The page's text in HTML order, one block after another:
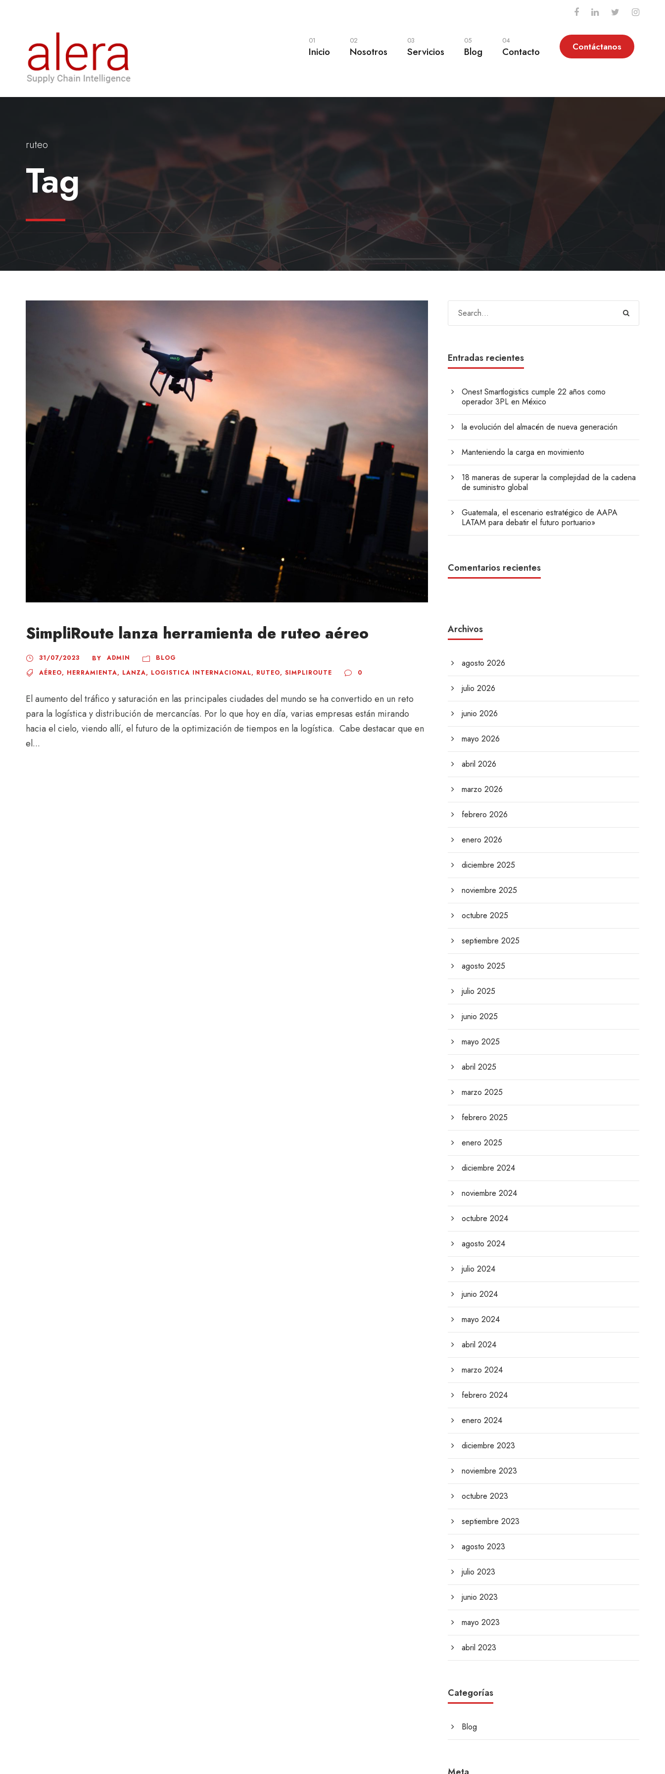
01
Inicio
02
Nosotros
03
Servicios
05
Blog
04
Contacto Contáctanos
ruteo
Tag
SimpliRoute lanza herramienta de ruteo aéreo
31/07/2023 BY ADMIN
BLOG
AÉREO, HERRAMIENTA, LANZA, LOGISTICA INTERNACIONAL, RUTEO, SIMPLIROUTE 0
El aumento del tráfico y saturación en las principales ciudades del mundo se ha convertido en un reto
para la logística y distribución de mercancías. Por lo que hoy en día, varias empresas están mirando
hacia el cielo, viendo allí, el futuro de la optimización de tiempos en la logística. Cabe destacar que en
el...
Entradas recientes
Onest Smartlogistics cumple 22 años como
operador 3PL en México
la evolución del almacén de nueva generación
Manteniendo la carga en movimiento
18 maneras de superar la complejidad de la cadena
de suministro global
Guatemala, el escenario estratégico de AAPA
LATAM para debatir el futuro portuario»
Comentarios recientes
Archivos
agosto 2026
julio 2026
junio 2026
mayo 2026
abril 2026
marzo 2026
febrero 2026
enero 2026
diciembre 2025
noviembre 2025
octubre 2025
septiembre 2025
agosto 2025
julio 2025
junio 2025
mayo 2025
abril 2025
marzo 2025
febrero 2025
enero 2025
diciembre 2024
noviembre 2024
octubre 2024
agosto 2024
julio 2024
junio 2024
mayo 2024
abril 2024
marzo 2024
febrero 2024
enero 2024
diciembre 2023
noviembre 2023
octubre 2023
septiembre 2023
agosto 2023
julio 2023
junio 2023
mayo 2023
abril 2023
Categorías
Blog